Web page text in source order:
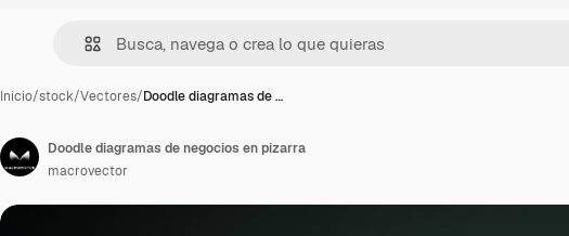
Inicio/stock/Vectores/Doodle diagramas de …
Doodle diagramas de negocios en pizarra
macrovector